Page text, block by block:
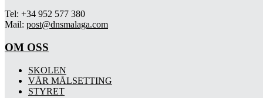
Tel: +34 952 577 380
Mail: post@dnsmalaga.com
OM OSS
SKOLEN
VÅR MÅLSETTING
STYRET